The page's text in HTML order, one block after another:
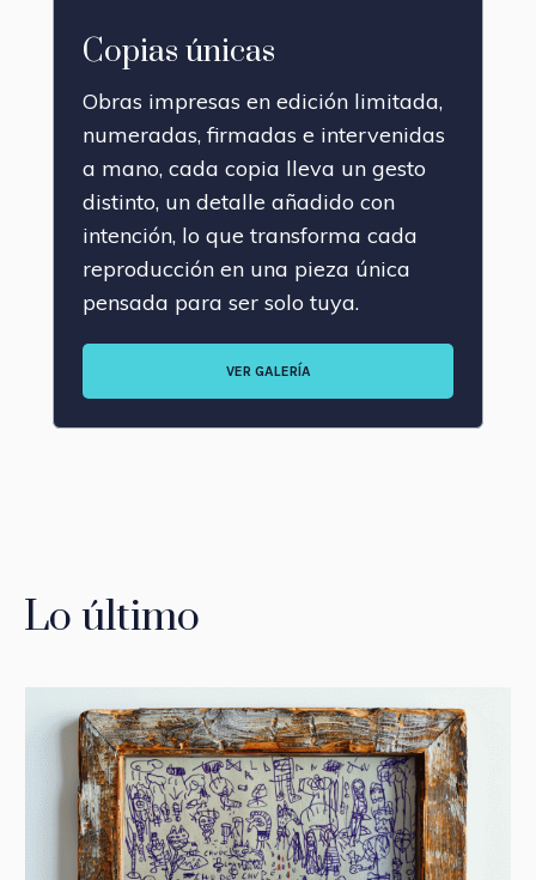
Copias únicas
Obras impresas en edición limitada,
numeradas, firmadas e intervenidas
a mano, cada copia lleva un gesto
distinto, un detalle añadido con
intención, lo que transforma cada
reproducción en una pieza única
pensada para ser solo tuya.
VER GALERÍA
Lo último